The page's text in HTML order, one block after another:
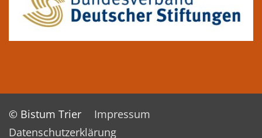
© Bistum Trier
Impressum
Datenschutzerklärung